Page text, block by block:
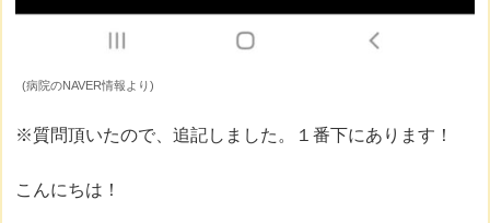
(病院のNAVER情報より)
※質問頂いたので、追記しました。１番下にあります！
こんにちは！